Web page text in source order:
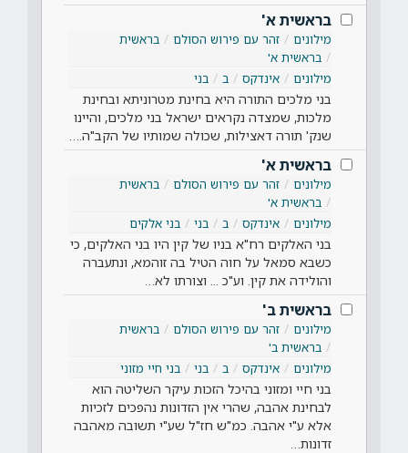
בראשית א'
מילונים זהר עם פירוש הסולם
בראשית
בראשית א'
מילונים
אינדקס ב בני
בני מלכים התורה היא בחינת מטרוניתא ובחינת
מלכות, שמצדה נקראים ישראל בני מלכים, והיינו
שנק' תורה דאצילות, שכולה שמותיו של הקב"ה.…
בראשית א'
מילונים זהר עם פירוש הסולם
בראשית
בראשית א'
מילונים
אינדקס ב בני בני אלקים
בני האלקים רח"א בניו של קין היו בני האלקים, כי
כשבא סמאל על חוה הטיל בה זוהמא, ונתעברה
והולידה את קין. וע"כ ... וצורתו לא…
בראשית ב'
מילונים זהר עם פירוש הסולם
בראשית
בראשית ב'
מילונים
אינדקס ב בני בני חיי מזוני
בני חיי ומזוני בהיכל הזכות עיקר השליטה הוא
לבחינת אהבה, שהרי אין הזדונות נהפכים לזכיות
אלא ע"י אהבה. כמ"ש חז"ל שע"י תשובה מאהבה
זדונות…